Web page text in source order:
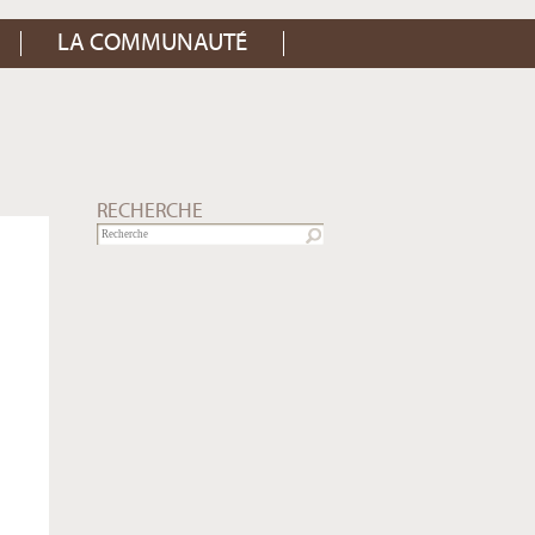
LA COMMUNAUTÉ
RECHERCHE